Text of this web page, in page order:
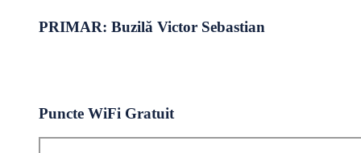
PRIMAR: Buzilă Victor Sebastian
Puncte WiFi Gratuit